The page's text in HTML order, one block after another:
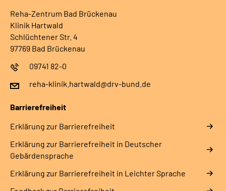
Reha-Zentrum Bad Brückenau
Klinik Hartwald
Schlüchtener Str. 4
97769 Bad Brückenau
09741 82-0
reha-klinik.hartwald@drv-bund.de
Barrierefreiheit
Erklärung zur Barrierefreiheit
Erklärung zur Barrierefreiheit in Deutscher
Gebärdensprache
Erklärung zur Barrierefreiheit in Leichter Sprache